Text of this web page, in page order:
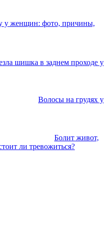
у женщин: фото, причины,
шишка в заднем проходе у
Волосы на грудях у
Болит живот,
ли тревожиться?